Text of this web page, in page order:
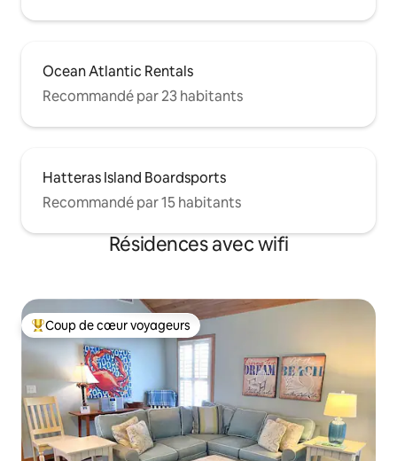
Ocean Atlantic Rentals
Recommandé par 23 habitants
Hatteras Island Boardsports
Recommandé par 15 habitants
Résidences avec wifi
Coups de cœur voyageurs les plus appréciés
Coup de cœur voyageurs